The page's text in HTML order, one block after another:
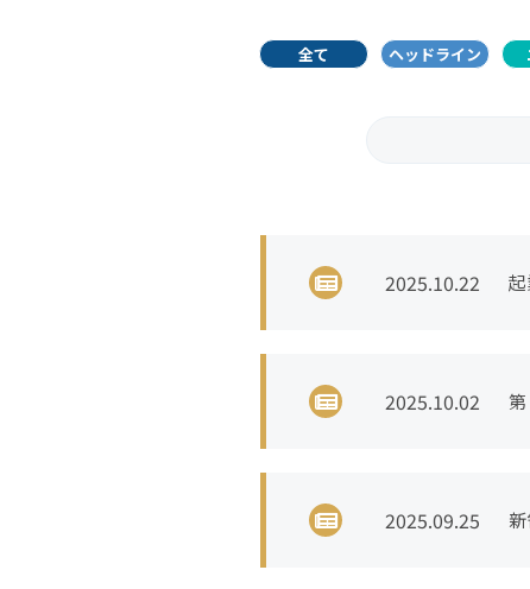
全て ヘッドライン
2025.10.22
2025.10.02
2025.09.25